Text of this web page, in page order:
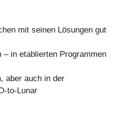
mit seinen Lösungen gut
– in etablierten Programmen
aber auch in der
to-Lunar